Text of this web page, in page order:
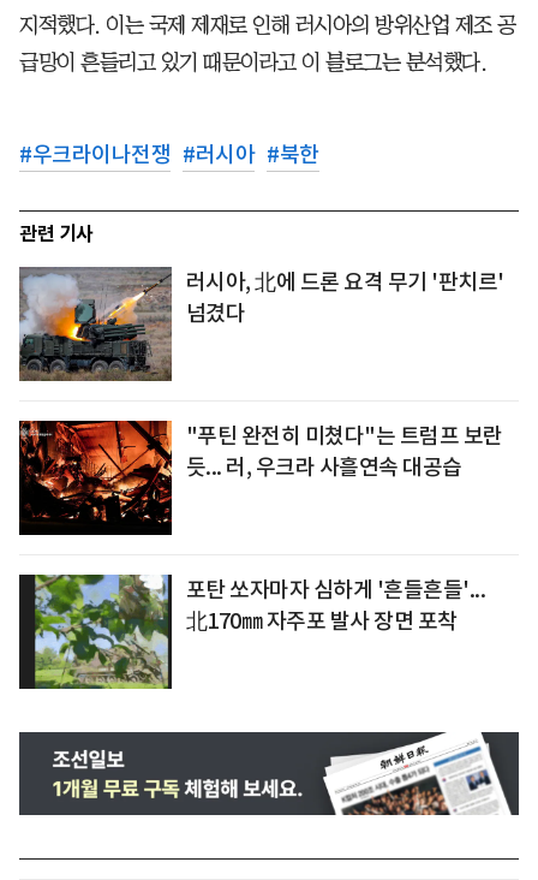
지적했다. 이는 국제 제재로 인해 러시아의 방위산업 제조 공
급망이 흔들리고 있기 때문이라고 이 블로그는 분석했다.
#우크라이나전쟁 #러시아 #북한
관련 기사
러시아, 北에 드론 요격 무기 '판치르'
넘겼다
"푸틴 완전히 미쳤다"는 트럼프 보란
듯... 러, 우크라 사흘연속 대공습
포탄 쏘자마자 심하게 '흔들흔들'...
北170㎜ 자주포 발사 장면 포착